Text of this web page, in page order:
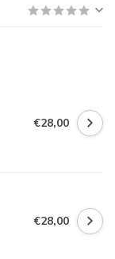
€28,00
€28,00